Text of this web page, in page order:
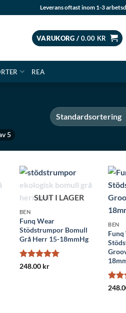
Leverans oftast inom 1-3
VARUKORG /0.00 KR
REA
5
SLUT I LAGER
BEN
Funq Wear
Stödstrumpor Bomull
Grå Herr 15-18mmHg
Betygsatt
248.00 kr
BEN
Funq